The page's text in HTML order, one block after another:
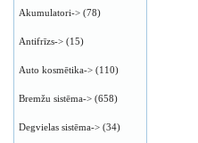
Akumulatori-> (78)
Antifrīzs-> (15)
Auto kosmētika-> (110)
Bremžu sistēma-> (658)
Degvielas sistēma-> (34)